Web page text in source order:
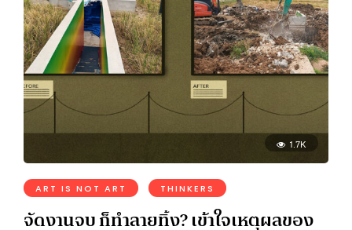
1.7K
ART IS NOT ART THINKERS
จัดงานจบ ก็ทำลายทิ้ง? เข้าใจเหตุผลของ